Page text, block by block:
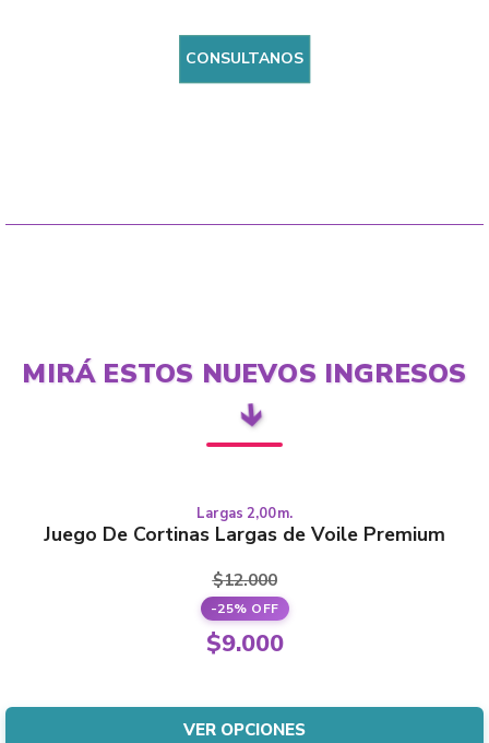
CONSULTANOS
MIRÁ ESTOS NUEVOS INGRESOS
🡳
Largas 2,00m.
Juego De Cortinas Largas de Voile Premium
$12.000
-25% OFF
El
era:
$9.000
precio
actual
VER OPCIONES
Este
producto
tiene
varias
variantes.
Las
se
pueden